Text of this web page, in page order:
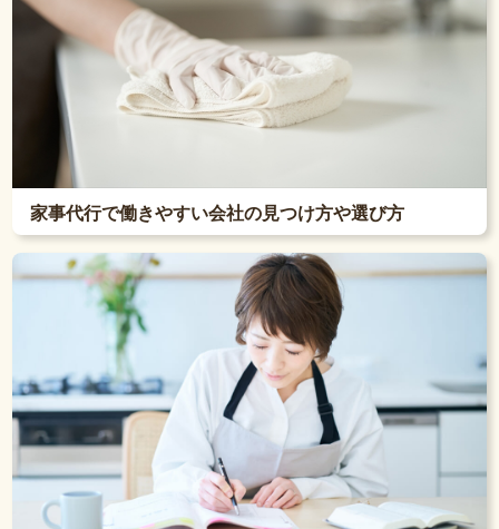
家事代行で働きやすい会社の見つけ方や選び方